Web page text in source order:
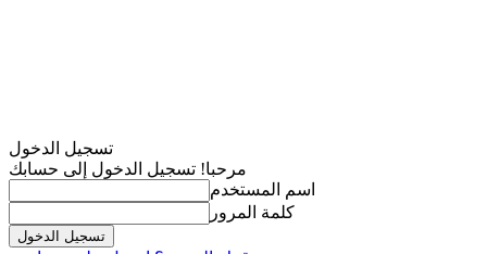
تسجيل الدخول
مرحبا! تسجيل الدخول إلى حسابك
اسم المستخدم
كلمة المرور